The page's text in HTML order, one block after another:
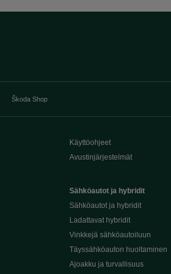
Škoda Shop
Käyttöohjeet
Avustinjärjestelmät
Sähköautot ja hybridit
Sähköautot ja hybridit
Ladattavat hybridit
Vinkkejä sähköautoiluun
Täyssähköauton huoltaminen
Ajoakku ja turvallisuus